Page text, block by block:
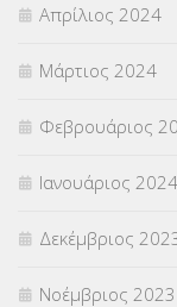
Απρίλιος 2024
Μάρτιος 2024
Φεβρουάριος
Ιανουάριος 2024
Δεκέμβριος
Νοέμβριος 2023